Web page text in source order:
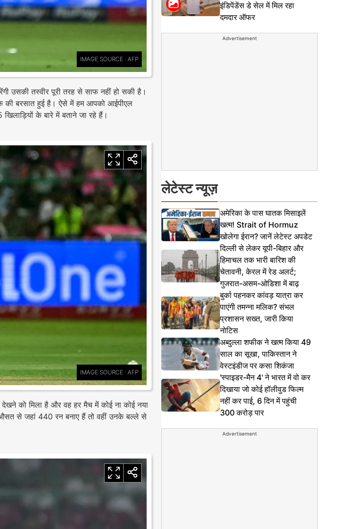
IMAGE SOURCE : AFP
उसकी तस्वीर पूरी तरह से साफ नहीं हो सकी है।
की बरसात हुई है। ऐसे में हम आपको आईपीएल
के बारे में बताने जा रहे हैं।
IMAGE SOURCE : AFP
को मिला है और वह हर मैच में कोई ना कोई नया
से जहां 440 रन बनाए हैं तो वहीं उनके बल्ले से
इंडिपेंडेंस डे सेल में मिल रहा
दमदार ऑफर
Advertisement
लेटेस्ट न्यूज़
अमेरिका के पास घातक मिसाइलें
खत्म! Strait of Hormuz
खोलेगा ईरान? जानें लेटेस्ट अपडेट
दिल्ली से लेकर यूपी-बिहार और
हिमाचल तक भारी बारिश की
चेतावनी, केरल में रेड अलर्ट;
गुजरात-असम-ओडिशा में बाढ़
बुर्का पहनकर कांवड़ यात्रा कर
पाएंगी तमन्ना मलिक? संभल
प्रशासन सख्त, जारी किया
नोटिस
अब्दुल्ला शफीक ने खत्म किया 49
साल का सूखा, पाकिस्तान ने
वेस्टइंडीज पर कसा शिकंजा
'स्पाइडर-मैन 4' ने भारत में वो कर
दिखाया जो कोई हॉलीवुड फिल्म
नहीं कर पाई, 6 दिन में पहुंची
300 करोड़ पार
Advertisement